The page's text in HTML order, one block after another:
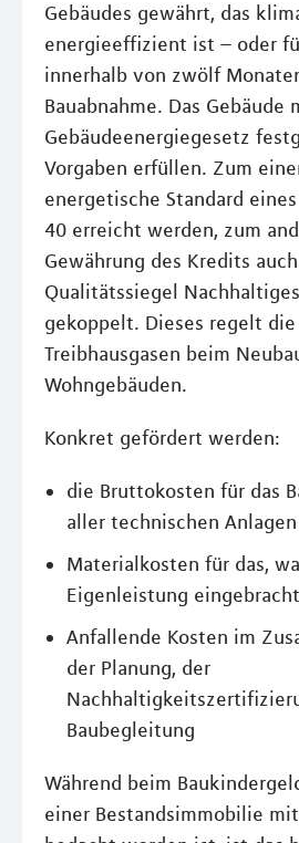
Gebäudes gewährt, das
energieeffizient ist – oder
innerhalb von zwölf
Bauabnahme. Das Gebäude
Gebäudeenergiegesetz
Vorgaben erfüllen. Zum
energetische Standard
40 erreicht werden, zum
Gewährung des Kredits
Qualitätssiegel
gekoppelt. Dieses regelt
Treibhausgasen beim
Wohngebäuden.
Konkret gefördert werden:
die Bruttokosten für das
aller technischen Anlagen
Materialkosten für das,
Eigenleistung
Anfallende Kosten im
der Planung, der
Baubegleitung
Während beim
einer Bestandsimmobilie